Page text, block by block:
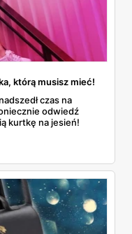
którą musisz mieć!
czas na
odwiedź
kurtkę na jesień!